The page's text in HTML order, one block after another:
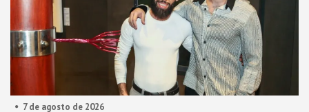
7 de agosto de 2026